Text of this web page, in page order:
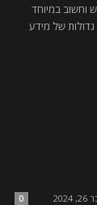
וחשוב במיוחד
של מידע
0